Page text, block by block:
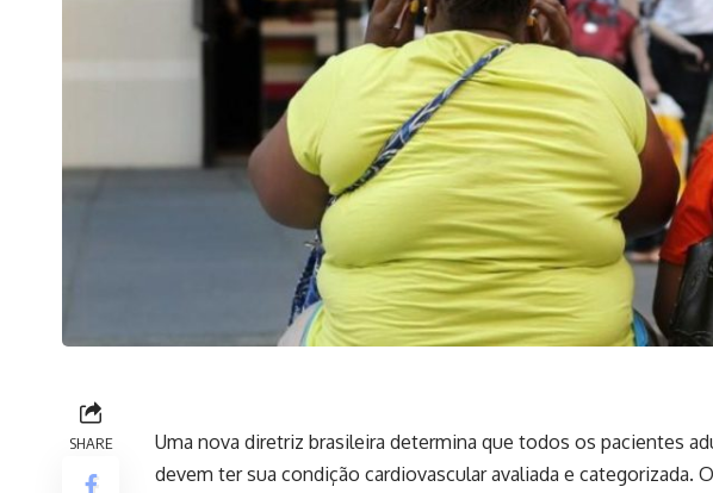
SHARE
Uma nova diretriz brasileira determina que todos os pacientes
devem ter sua condição cardiovascular avaliada e categorizada.